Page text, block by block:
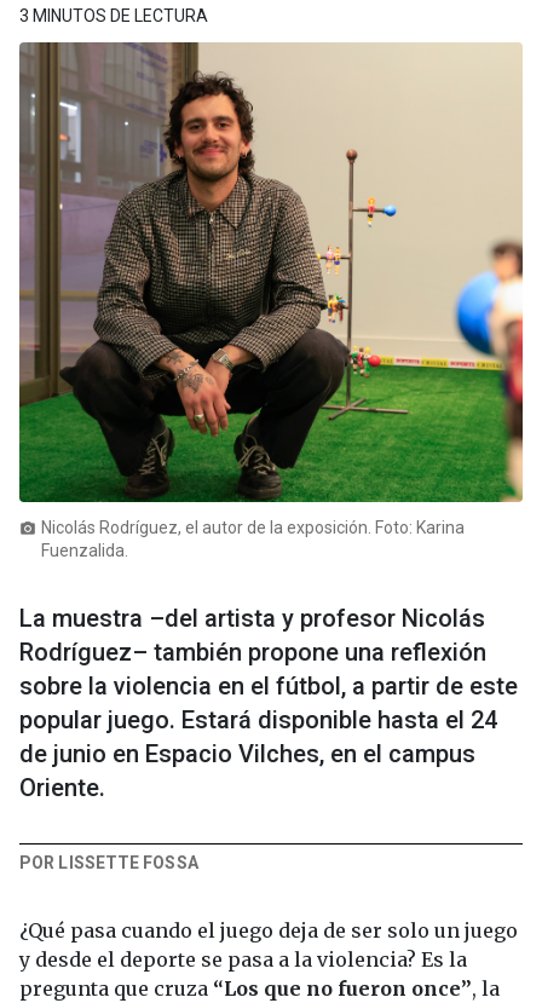
3 MINUTOS DE LECTURA
photo_camera Nicolás Rodríguez, el autor de la exposición. Foto: Karina
Fuenzalida.
La muestra –del artista y profesor Nicolás
Rodríguez– también propone una reflexión
sobre la violencia en el fútbol, a partir de este
popular juego. Estará disponible hasta el 24
de junio en Espacio Vilches, en el campus
Oriente.
POR LISSETTE FOSSA
¿Qué pasa cuando el juego deja de ser solo un juego
y desde el deporte se pasa a la violencia? Es la
pregunta que cruza “Los que no fueron once”, la